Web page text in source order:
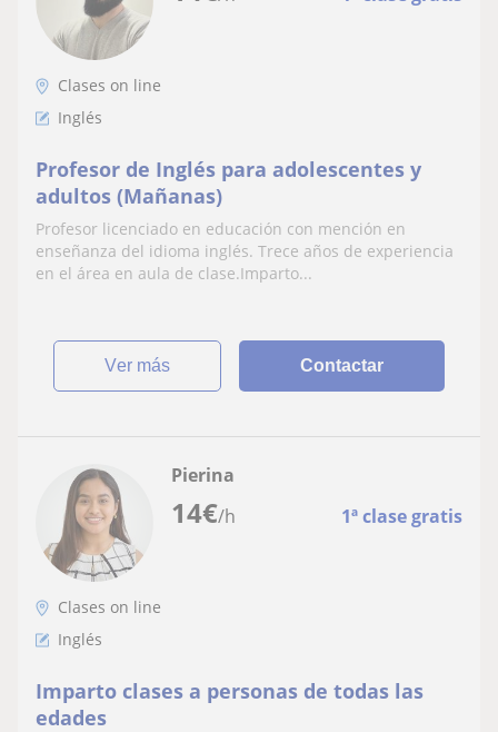
Clases on line
Inglés
Profesor de Inglés para adolescentes y
adultos (Mañanas)
Profesor licenciado en educación con mención en
enseñanza del idioma inglés. Trece años de experiencia
en el área en aula de clase.Imparto...
ver más Contactar
14€/h 1ª clase gratis
Pierina
Clases on line
Inglés
Imparto clases a personas de todas las
edades